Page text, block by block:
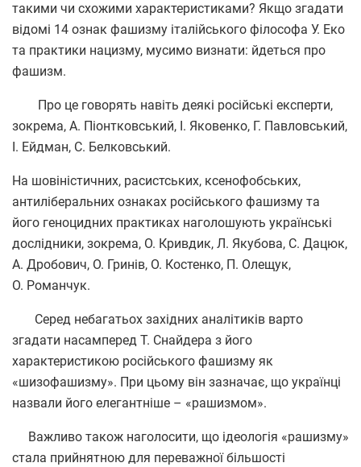
такими чи схожими характеристиками? Якщо згадати
відомі 14 ознак фашизму італійського філософа У. Еко
та практики нацизму, мусимо визнати: йдеться про
фашизм.
Про це говорять навіть деякі російські експерти,
зокрема, А. Піонтковський, І. Яковенко, Г. Павловський,
І. Ейдман, С. Белковський.
На шовіністичних, расистських, ксенофобських,
антиліберальних ознаках російського фашизму та
його геноцидних практиках наголошують українські
дослідники, зокрема, О. Кривдик, Л. Якубова, С. Дацюк,
А. Дробович, О. Гринів, О. Костенко, П. Олещук,
О. Романчук.
Серед небагатьох західних аналітиків варто
згадати насамперед Т. Снайдера з його
характеристикою російського фашизму як
«шизофашизму». При цьому він зазначає, що українці
назвали його елегантніше – «рашизмом».
Важливо також наголосити, що ідеологія «рашизму»
стала прийнятною для переважної більшості